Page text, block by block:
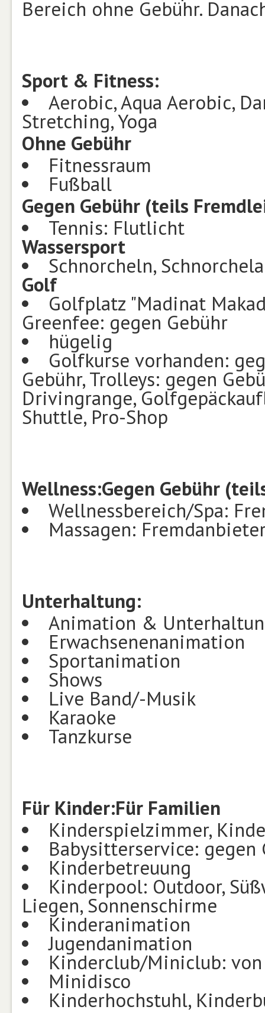
Bereich ohne Gebühr.
Sport & Fitness:
Aerobic, Aqua Aerobic,
Stretching, Yoga
Ohne Gebühr
Fitnessraum
Fußball
Gegen Gebühr (teils
Tennis: Flutlicht
Wassersport
Schnorcheln,
Golf
Golfplatz "Madinat
Greenfee: gegen Gebühr
hügelig
Golfkurse vorhanden:
Gebühr, Trolleys: gegen
Drivingrange,
Shuttle, Pro-Shop
Wellness:Gegen Gebühr
Wellnessbereich/Spa:
Massagen:
Unterhaltung:
Animation &
Erwachsenenanimation
Sportanimation
Shows
Live Band/-Musik
Karaoke
Tanzkurse
Für Kinder:Für Familien
Kinderspielzimmer,
Babysitterservice: gegen
Kinderbetreuung
Kinderpool: Outdoor,
Liegen, Sonnenschirme
Kinderanimation
Jugendanimation
Kinderclub/Miniclub: von
Minidisco
Kinderhochstuhl,